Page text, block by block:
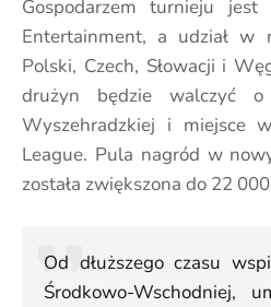
Gospodarzem turnieju
Entertainment, a udział
Polski, Czech, Słowacji i
drużyn będzie walczyć
Wyszehradzkiej i miejsce
League. Pula nagród w
została zwiększona do 22
Od dłuższego czasu
Środkowo-Wschodniej,